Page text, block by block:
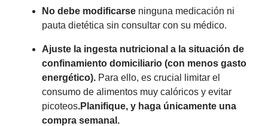
No debe modificarse ninguna medicación ni
pauta dietética sin consultar con su médico.
Ajuste la ingesta nutricional a la situación de
confinamiento domiciliario (con menos gasto
energético). Para ello, es crucial limitar el
consumo de alimentos muy calóricos y evitar
picoteos.Planifique, y haga únicamente una
compra semanal.